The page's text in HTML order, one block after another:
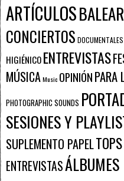
ARTÍCULOS
CONCIERTOS DOCUMENTALES
HIGIÉNICOENTREVISTAS
MÚSICAMusic OPINIÓNPARA
PHOTOGRAPHIC SOUNDS
SESIONES Y
SUPLEMENTO PAPELTOPS
ENTREVISTASÁLBUMES